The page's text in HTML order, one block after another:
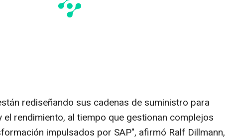
rediseñando sus cadenas de suministro para
el rendimiento, al tiempo que gestionan complejos
impulsados por SAP", afirmó Ralf Dillmann,